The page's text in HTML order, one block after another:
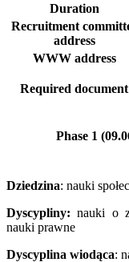
Duration
Recruitment
address
WWW address
Required document
Phase 1
Dziedzina: nauki
Dyscypliny: nauki o
nauki prawne
Dyscyplina wiodąca: